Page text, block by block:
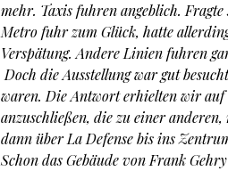
mehr. Taxis fuhren angeblich.
Metro fuhr zum Glück, hatte
Verspätung. Andere Linien fuhren
Doch die Ausstellung war gut
waren. Die Antwort erhielten wir auf
anzuschließen, die zu einer
dann über La Defense bis ins
Schon das Gebäude von Frank